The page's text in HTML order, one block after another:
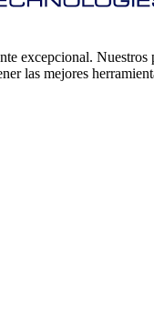
excepcional.
las mejores